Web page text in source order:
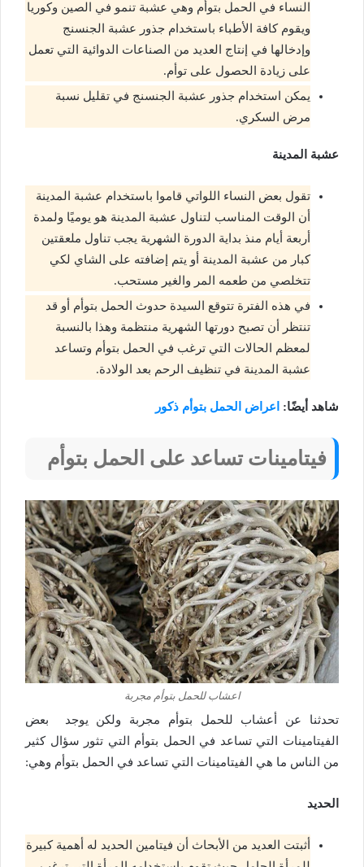
النساء في الحمل بتوأم وهي عشبة تنمو في الصين وكوريا
ويقوم كافة الأطباء باستخدام جذور عشبة الجنسنج
وإدخالها في إنتاج العديد من الصناعات الدوائية التي تعمل
على زيادة الحصول على توأم.
يمكن استخدام جذور عشبة الجنسنج في تقليل نسبة
مرض السكري.
عشبة المدينة
تقول بعض النساء اللواتي قاموا باستخدام عشبة المدينة
أن الوقت المناسب لتناول عشبة المدينة هو يوميًا ولمدة
أربعة أيام منذ بداية الدورة الشهرية يجب تناول ملعقتين
كبار من عشبة المدينة أو يتم إضافته على الشاي لكي
تتخلصي من طعمه المر والغير مستحب.
في هذه الفترة تتوقع السيدة حدوث الحمل بتوأم أو قد
تنتظر أن تصبح دورتها الشهرية منتظمة وهذا بالنسبة
لمعظم الحالات التي ترغب في الحمل بتوأم وتساعد
عشبة المدينة في تنظيف الرحم بعد الولادة.
شاهد أيضًا: اعراض الحمل بتوأم ذكور
فيتامينات تساعد على الحمل بتوأم
اعشاب للحمل بتوأم مجربة
تحدثنا عن أعشاب للحمل بتوأم مجربة ولكن يوجد بعض
الفيتامينات التي تساعد في الحمل بتوأم التي تثور سؤال كثير
من الناس ما هي الفيتامينات التي تساعد في الحمل بتوأم وهي:
الحديد
أثبتت العديد من الأبحاث أن فيتامين الحديد له أهمية كبيرة